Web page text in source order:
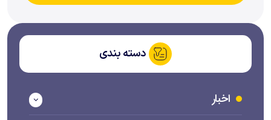
دسته بندی
اخبار